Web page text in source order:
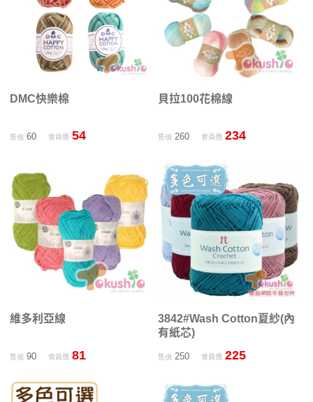
DMC快樂棉
售價60 會員價 54
貝拉100花棉線
售價 260 會員價 234
維多利亞線
售價90 會員價 81
3842#Wash Cotton夏紗(內
有紙芯)
售價 250 會員價 225